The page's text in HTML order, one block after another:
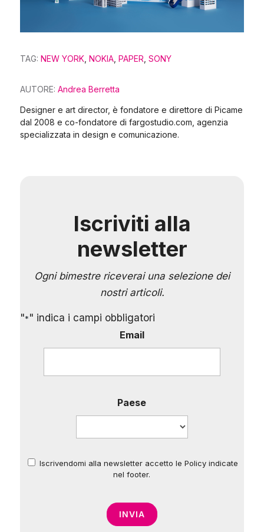
TAG: NEW YORK NOKIA PAPER SONY
AUTORE: Andrea Berretta
Designer e art director, è fondatore e direttore di Picame
dal 2008 e co-fondatore di fargostudio.com, agenzia
specializzata in design e comunicazione.
Iscriviti alla
newsletter
Ogni bimestre riceverai una selezione dei
nostri articoli.
"*" indica i campi obbligatori
Email
Paese
*
Iscrivendomi alla newsletter accetto le Policy indicate
nel footer.